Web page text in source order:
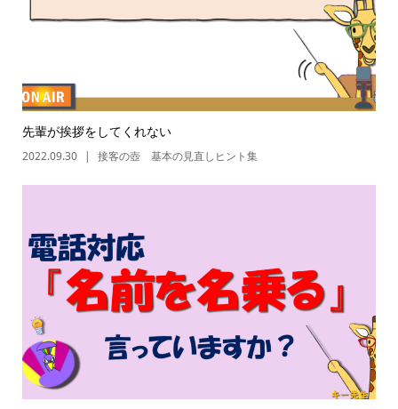
先輩が挨拶をしてくれない
2022.09.30 接客の壺 基本の見直しヒント集